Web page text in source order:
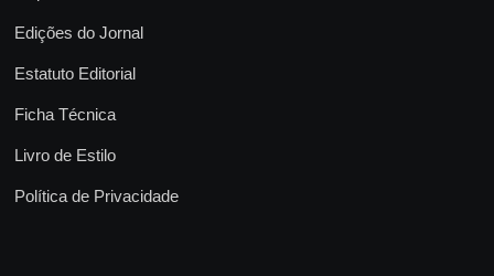
Edições do Jornal
Estatuto Editorial
Ficha Técnica
Livro de Estilo
Política de Privacidade